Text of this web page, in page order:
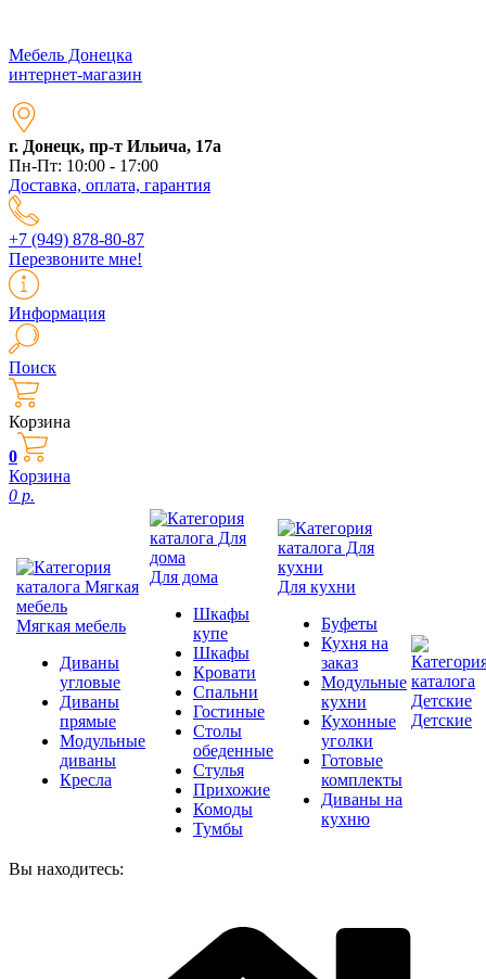
Мебель Донецка
интернет-магазин
г. Донецк, пр-т Ильича, 17а
Пн-Пт: 10:00 - 17:00
Доставка, оплата, гарантия
+7 (949) 878-80-87
Перезвоните мне!
Информация
Поиск
Корзина
0
Корзина
0 р.
Мягкая мебель
Диваны
угловые
Диваны
прямые
Модульные
диваны
Кресла
Для дома
Шкафы
купе
Шкафы
Кровати
Спальни
Гостиные
Столы
обеденные
Стулья
Прихожие
Комоды
Тумбы
Для кухни
Буфеты
Кухня на
заказ
Модульные
кухни
Кухонные
уголки
Готовые
комплекты
Диваны на
кухню
Детские
Вы находитесь: